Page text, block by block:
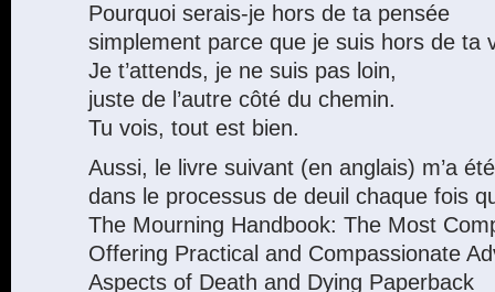
Pourquoi serais-je hors de ta pensée
simplement parce que je suis hors de ta
Je t’attends, je ne suis pas loin,
juste de l’autre côté du chemin.
Tu vois, tout est bien.
Aussi, le livre suivant (en anglais) m’a
dans le processus de deuil chaque fois
The Mourning Handbook: The Most
Offering Practical and Compassionate
Aspects of Death and Dying Paperback